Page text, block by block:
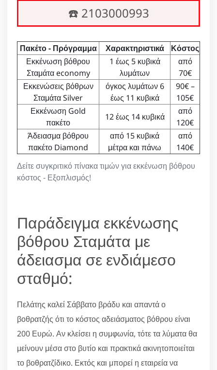
☎️ 2103000993
Δείτε συγκριτικό πίνακα τιμών για εκκένωση βόθρου
κόστος - Εξοπλισμός!
Πακέτο - Πρόγραμμα Χαρακτηριστικά
Κόστος
Εκκένωση βόθρου
Σταμάτα economy
1 έως 5 κυβικά
λυμάτων
από
70€
Εκκενώσεις βόθρων
Σταμάτα Silver
όγκος λυμάτων 6
έως 11 κυβικά
90€ –
105€
Εκκένωση Gold
πακέτο
12 έως 14 κυβικά
από
120€
Άδειασμα βόθρου
πακέτο Diamond
από 15 κυβικά
μέτρα και πάνω
από
140€
Παράδειγμα εκκένωσης
βόθρου Σταμάτα με
άδειασμα σε ενδιάμεσο
σταθμό:
Πελάτης καλεί Σάββατο βράδυ και απαντά ο
βοθρατζής ότι το κόστος αδειάσματος βόθρου είναι
200 Ευρώ. Αν κλείσει η συμφωνία, τότε τα λύματα θα
μείνουν μέσα στο βυτίο και πρακτικά ακινητοποιείται
το βοθρατζίδικο. Εκτός και μπορεί η εταιρεία να